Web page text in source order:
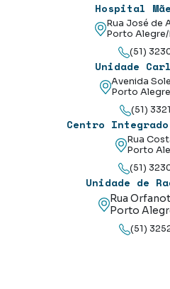
Hospital
Rua José de
Porto Alegre/
(51)
Unidade
Avenida
Porto
(51)
Centro
Rua
Porto
(51)
Unidade de
Rua
Porto
(51)